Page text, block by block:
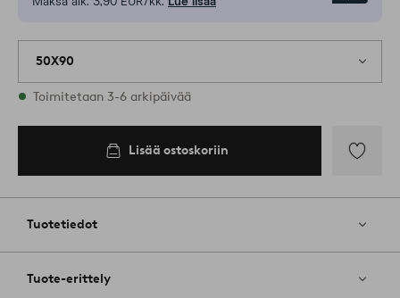
50X90
Varastossa
Toimitetaan 3-6 arkipäivää
Lisää ostoskoriin
Tuotetiedot
Tuote-erittely